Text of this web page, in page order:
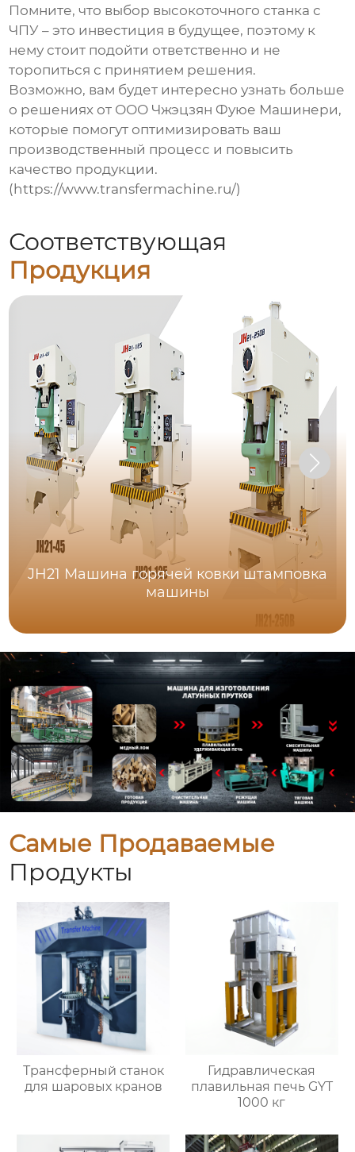
Помните, что выбор высокоточного станка с
ЧПУ – это инвестиция в будущее, поэтому к
нему стоит подойти ответственно и не
торопиться с принятием решения.
Возможно, вам будет интересно узнать больше
о решениях от ООО Чжэцзян Фуюе Машинери,
которые помогут оптимизировать ваш
производственный процесс и повысить
качество продукции.
(https://www.transfermachine.ru/)
Соответствующая
Продукция
JH21 Машина горячей ковки штамповка
машины
Самые Продаваемые
Продукты
Трансферный станок
для шаровых кранов
Гидравлическая
плавильная печь GYT
1000 кг